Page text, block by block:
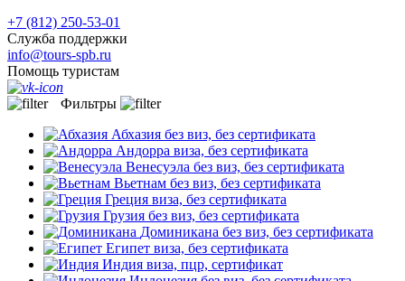
+7 (812) 250-53-01
Служба поддержки
info@tours-spb.ru
Помощь туристам
Фильтры
Абхазия без виз, без сертификата
Андорра виза, без сертификата
Венесуэла без виз, без сертификата
Вьетнам без виз, без сертификата
Греция виза, без сертификата
Грузия без виз, без сертификата
Доминикана без виз, без сертификата
Египет виза, без сертификата
Индия виза, пцр, сертификат